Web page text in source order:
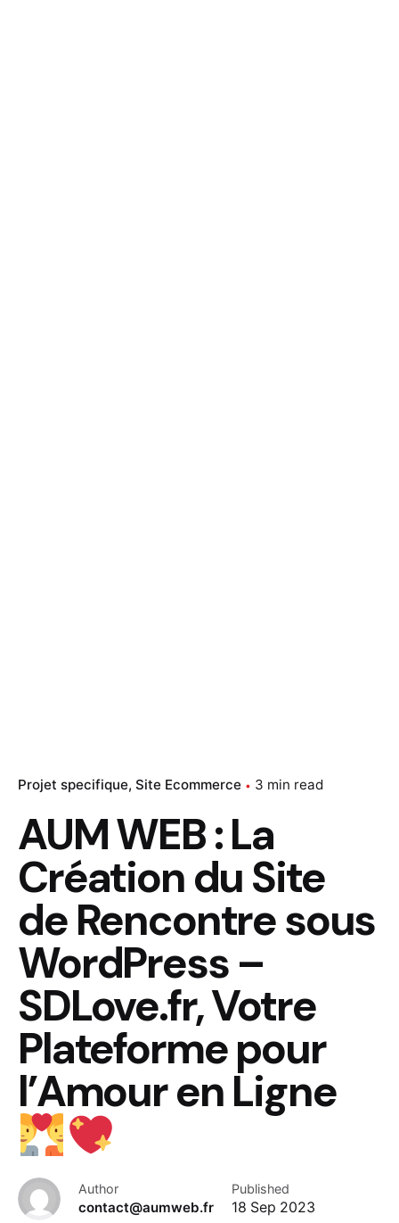
Projet specifique Site Ecommerce 3 min read
AUM WEB : La
Création du Site
de Rencontre sous
WordPress –
SDLove.fr, Votre
Plateforme pour
l’Amour en Ligne
Author
contact@aumweb.fr
Published
18 Sep 2023